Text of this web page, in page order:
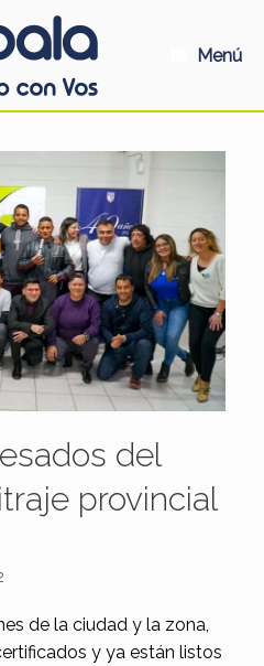
Menú
del
provincial
de la ciudad y la zona,
y ya están listos